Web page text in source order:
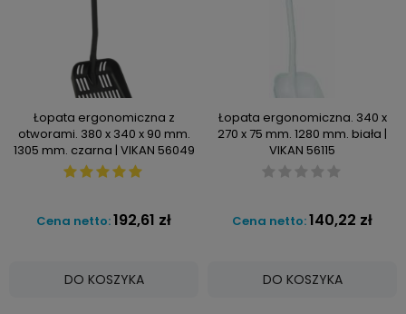
Łopata ergonomiczna z
otworami. 380 x 340 x 90 mm.
1305 mm. czarna | VIKAN 56049
Cena netto:192,61 zł
DO KOSZYKA
Łopata ergonomiczna. 340 x
270 x 75 mm. 1280 mm. biała |
VIKAN 56115
Cena netto:140,22 zł
DO KOSZYKA